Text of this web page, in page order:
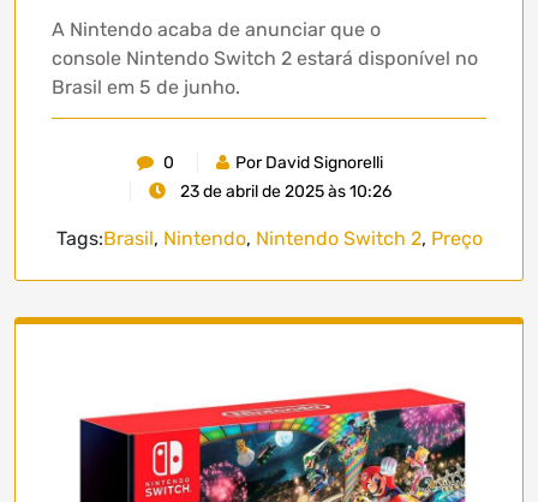
A Nintendo acaba de anunciar que o
console Nintendo Switch 2 estará disponível no
Brasil em 5 de junho.
0
Por David Signorelli
23 de abril de 2025 às 10:26
Tags:Brasil, Nintendo, Nintendo Switch 2, Preço